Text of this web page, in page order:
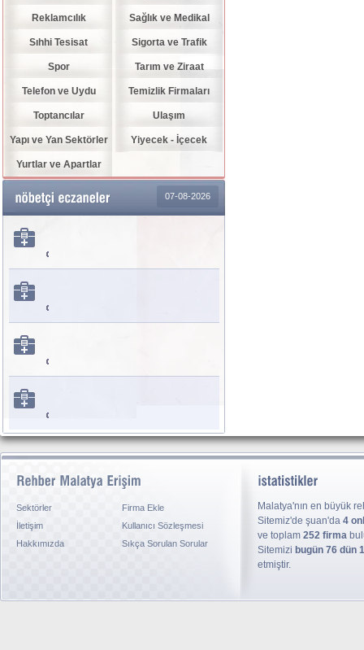
Reklamcılık Sağlık ve Medikal
Sıhhi Tesisat Sigorta ve Trafik
Spor Tarım ve Ziraat
Telefon ve Uydu Temizlik Firmaları
Toptancılar Ulaşım
Yapı ve Yan Sektörler Yiyecek - İçecek
Yurtlar ve Apartlar
07-08-2026
Sektörler
Firma Ekle
İletişim
Kullanıcı Sözleşmesi
Hakkımızda
Sıkça Sorulan Sorular
Malatya'nın en büyük
Sitemiz'de şuan'da 4
ve toplam 252 firma
Sitemizi bugün 76 dün
etmiştir.